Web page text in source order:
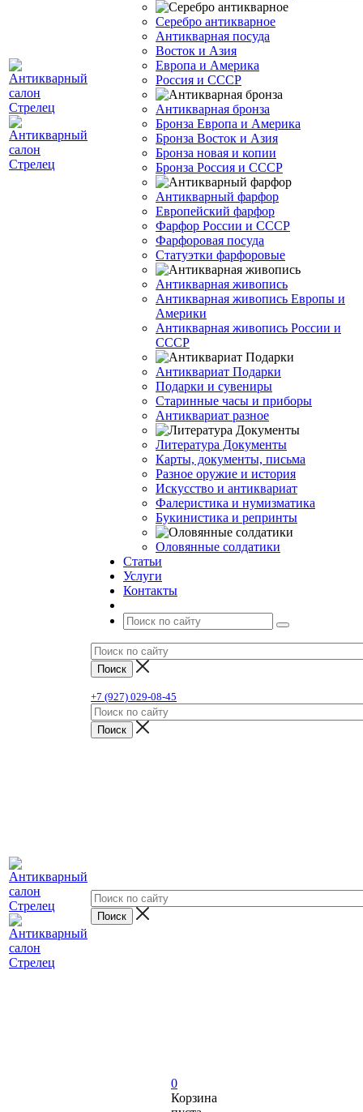
Серебро антикварное
Антикварная посуда
Восток и Азия
Европа и Америка
Россия и СССР
Антикварная бронза
Бронза Европа и Америка
Бронза Восток и Азия
Бронза новая и копии
Бронза Россия и СССР
Антикварный фарфор
Европейский фарфор
Фарфор России и СССР
Фарфоровая посуда
Статуэтки фарфоровые
Антикварная живопись
Антикварная живопись Европы и
Америки
Антикварная живопись России и
СССР
Антиквариат Подарки
Подарки и сувениры
Старинные часы и приборы
Антиквариат разное
Литература Документы
Карты, документы, письма
Разное оружие и история
Искусство и антиквариат
Фалеристика и нумизматика
Букинистика и репринты
Оловянные солдатики
Статьи
Услуги
Контакты
+7 (927) 029-08-45
0
Корзина